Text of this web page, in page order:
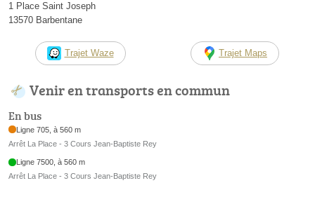
1 Place Saint Joseph
13570 Barbentane
Trajet Waze Trajet Maps
Venir en transports en commun
En bus
Ligne 705, à 560 m
Arrêt La Place - 3 Cours Jean-Baptiste Rey
Ligne 7500, à 560 m
Arrêt La Place - 3 Cours Jean-Baptiste Rey